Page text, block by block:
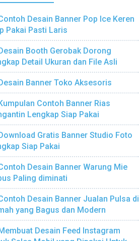
Desain Banner Pop Ice Keren
Pakai Pasti Laris
Booth Gerobak Dorong
Detail Ukuran dan File Asli
Banner Toko Aksesoris
Contoh Banner Rias
Lengkap Siap Pakai
Gratis Banner Studio Foto
Siap Pakai
Desain Banner Warung Mie
Paling diminati
Desain Banner Jualan Pulsa di
yang Bagus dan Modern
Desain Feed Instagram